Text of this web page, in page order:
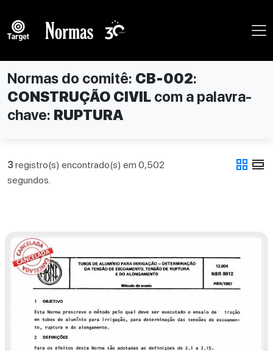
Normas do comitê: CB-002:
CONSTRUÇÃO CIVIL com a palavra-
chave: RUPTURA
3registro(s) encontrado(s) em 0,502
segundos.
grid_view view_day